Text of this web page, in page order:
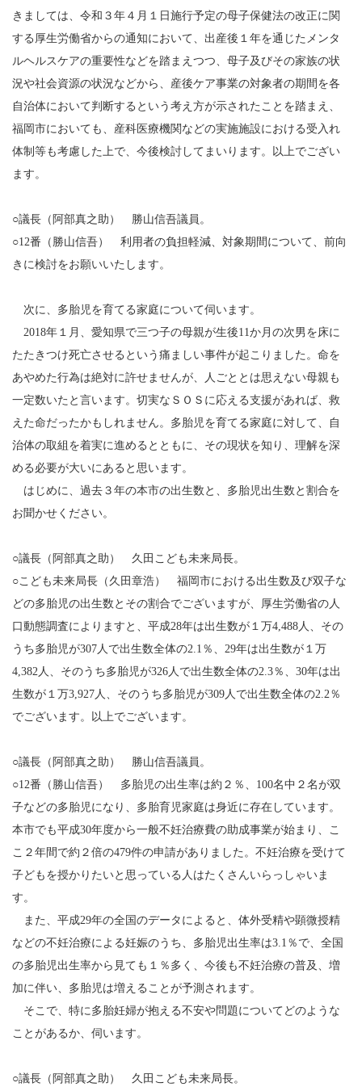
きましては、令和３年４月１日施行予定の母子保健法の改正に関
する厚生労働省からの通知において、出産後１年を通じたメンタ
ルヘルスケアの重要性などを踏まえつつ、母子及びその家族の状
況や社会資源の状況などから、産後ケア事業の対象者の期間を各
自治体において判断するという考え方が示されたことを踏まえ、
福岡市においても、産科医療機関などの実施施設における受入れ
体制等も考慮した上で、今後検討してまいります。以上でござい
ます。
○議長（阿部真之助） 勝山信吾議員。
○12番（勝山信吾） 利用者の負担軽減、対象期間について、前向
きに検討をお願いいたします。
次に、多胎児を育てる家庭について伺います。
2018年１月、愛知県で三つ子の母親が生後11か月の次男を床に
たたきつけ死亡させるという痛ましい事件が起こりました。命を
あやめた行為は絶対に許せませんが、人ごととは思えない母親も
一定数いたと言います。切実なＳＯＳに応える支援があれば、救
えた命だったかもしれません。多胎児を育てる家庭に対して、自
治体の取組を着実に進めるとともに、その現状を知り、理解を深
める必要が大いにあると思います。
はじめに、過去３年の本市の出生数と、多胎児出生数と割合を
お聞かせください。
○議長（阿部真之助） 久田こども未来局長。
○こども未来局長（久田章浩） 福岡市における出生数及び双子な
どの多胎児の出生数とその割合でございますが、厚生労働省の人
口動態調査によりますと、平成28年は出生数が１万4,488人、その
うち多胎児が307人で出生数全体の2.1％、29年は出生数が１万
4,382人、そのうち多胎児が326人で出生数全体の2.3％、30年は出
生数が１万3,927人、そのうち多胎児が309人で出生数全体の2.2％
でございます。以上でございます。
○議長（阿部真之助） 勝山信吾議員。
○12番（勝山信吾） 多胎児の出生率は約２％、100名中２名が双
子などの多胎児になり、多胎育児家庭は身近に存在しています。
本市でも平成30年度から一般不妊治療費の助成事業が始まり、こ
こ２年間で約２倍の479件の申請がありました。不妊治療を受けて
子どもを授かりたいと思っている人はたくさんいらっしゃいま
す。
また、平成29年の全国のデータによると、体外受精や顕微授精
などの不妊治療による妊娠のうち、多胎児出生率は3.1％で、全国
の多胎児出生率から見ても１％多く、今後も不妊治療の普及、増
加に伴い、多胎児は増えることが予測されます。
そこで、特に多胎妊婦が抱える不安や問題についてどのような
ことがあるか、伺います。
○議長（阿部真之助） 久田こども未来局長。